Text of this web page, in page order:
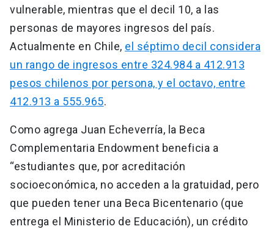
vulnerable, mientras que el decil 10, a las
personas de mayores ingresos del país.
Actualmente en Chile, el séptimo decil considera
un rango de ingresos entre 324.984 a 412.913
pesos chilenos por persona, y el octavo, entre
412.913 a 555.965.
Como agrega Juan Echeverría, la Beca
Complementaria Endowment beneficia a
“estudiantes que, por acreditación
socioeconómica, no acceden a la gratuidad, pero
que pueden tener una Beca Bicentenario (que
entrega el Ministerio de Educación), un crédito